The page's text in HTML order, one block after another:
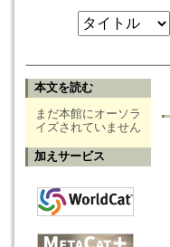
本文を読む
まだ本館にオーソラ
イズされていません
加えサービス